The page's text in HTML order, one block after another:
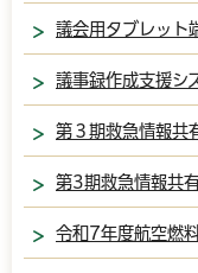
議会用タブレット
議事録作成支援シ
第３期救急情報共
第3期救急情報共
令和7年度航空燃